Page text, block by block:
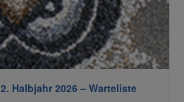
Halbjahr 2026 – Warteliste